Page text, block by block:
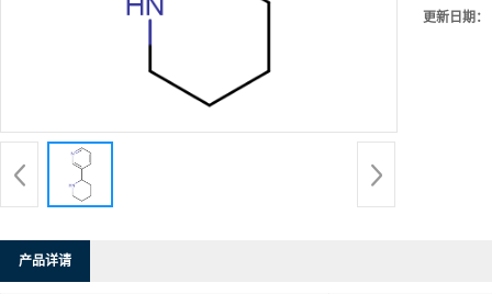
更新日期：
产品详请